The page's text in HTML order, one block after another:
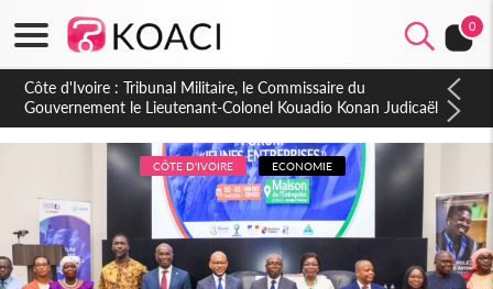
0
Burkina Faso : hausse de 75 FCFA du prix du litre du diesel à
la pompe
CÔTE D'IVOIRE ECONOMIE